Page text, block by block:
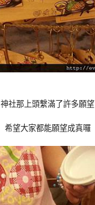
神社那上頭繫滿了許多願望
希望大家都能願望成真囉